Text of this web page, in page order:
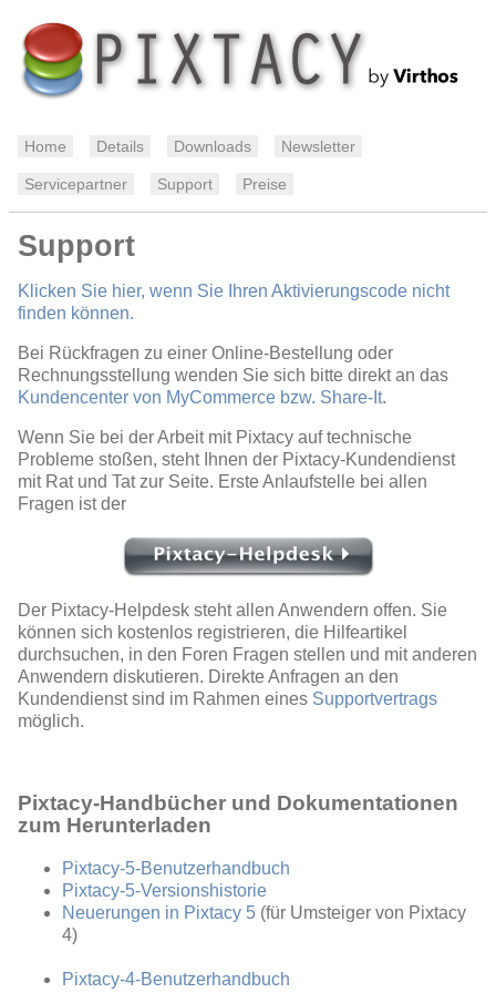
Home Details Downloads Newsletter
Servicepartner Support Preise
Support
Klicken Sie hier, wenn Sie Ihren Aktivierungscode nicht
finden können.
Bei Rückfragen zu einer Online-Bestellung oder
Rechnungsstellung wenden Sie sich bitte direkt an das
Kundencenter von MyCommerce bzw. Share-It.
Wenn Sie bei der Arbeit mit Pixtacy auf technische
Probleme stoßen, steht Ihnen der Pixtacy-Kundendienst
mit Rat und Tat zur Seite. Erste Anlaufstelle bei allen
Fragen ist der
Der Pixtacy-Helpdesk steht allen Anwendern offen. Sie
können sich kostenlos registrieren, die Hilfeartikel
durchsuchen, in den Foren Fragen stellen und mit anderen
Anwendern diskutieren. Direkte Anfragen an den
Kundendienst sind im Rahmen eines Supportvertrags
möglich.
Pixtacy-Handbücher und Dokumentationen
zum Herunterladen
Pixtacy-5-Benutzerhandbuch
Pixtacy-5-Versionshistorie
Neuerungen in Pixtacy 5 (für Umsteiger von Pixtacy
4)
Pixtacy-4-Benutzerhandbuch